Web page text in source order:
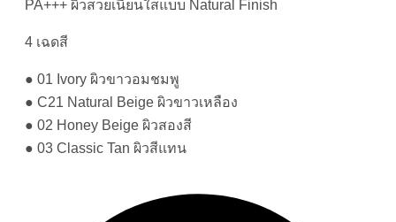
PA+++ ผิวสวยเนียนใสแบบ Natural Finish
4 เฉดสี
● 01 Ivory ผิวขาวอมชมพู
● C21 Natural Beige ผิวขาวเหลือง
● 02 Honey Beige ผิวสองสี
● 03 Classic Tan ผิวสีแทน